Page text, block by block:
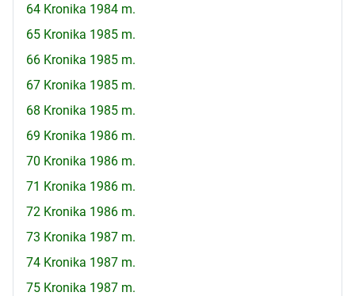
64 Kronika 1984 m.
65 Kronika 1985 m.
66 Kronika 1985 m.
67 Kronika 1985 m.
68 Kronika 1985 m.
69 Kronika 1986 m.
70 Kronika 1986 m.
71 Kronika 1986 m.
72 Kronika 1986 m.
73 Kronika 1987 m.
74 Kronika 1987 m.
75 Kronika 1987 m.